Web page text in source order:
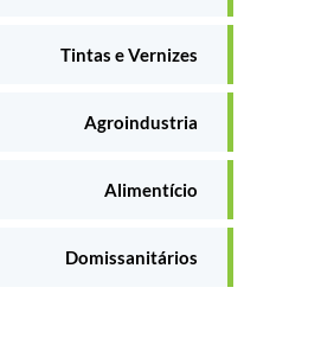
Tintas e Vernizes
Agroindustria
Alimentício
Domissanitários